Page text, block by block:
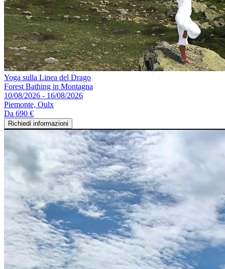
Yoga sulla Linea del Drago
Forest Bathing in Montagna
10/08/2026 - 16/08/2026
Piemonte, Oulx
Da 690 €
Richiedi informazioni